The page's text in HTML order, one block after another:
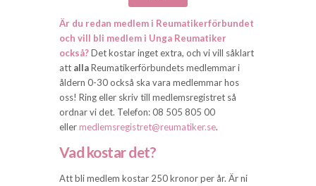
Är du redan medlem i Reumatikerförbundet
och vill bli medlem i Unga Reumatiker
också?Det kostar inget extra, och vi vill såklart
att allaReumatikerförbundets medlemmar i
åldern 0-30 också ska vara medlemmar hos
oss! Ring eller skriv till medlemsregistret så
ordnar vi det. Telefon: 08 505 805 00
ellermedlemsregistret@reumatiker.se.
Vad kostar det?
Att bli medlem kostar 250 kronor per år. Är ni